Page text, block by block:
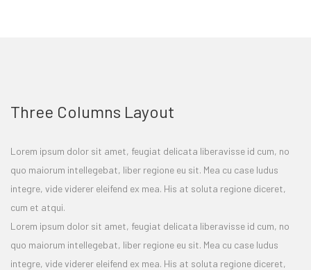
Three Columns Layout
Lorem ipsum dolor sit amet, feugiat delicata liberavisse id cum, no
quo maiorum intellegebat, liber regione eu sit. Mea cu case ludus
integre, vide viderer eleifend ex mea. His at soluta regione diceret,
cum et atqui.
Lorem ipsum dolor sit amet, feugiat delicata liberavisse id cum, no
quo maiorum intellegebat, liber regione eu sit. Mea cu case ludus
integre, vide viderer eleifend ex mea. His at soluta regione diceret,